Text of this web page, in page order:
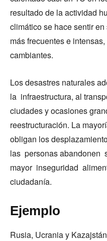
resultado de la actividad
climático se hace sentir
más frecuentes e
cambiantes.
Los desastres naturales
la infraestructura, al
ciudades y ocasiones
reestructuración. La
obligan los
las personas abandonen
mayor inseguridad
ciudadanía.
Ejemplo
Rusia, Ucrania y